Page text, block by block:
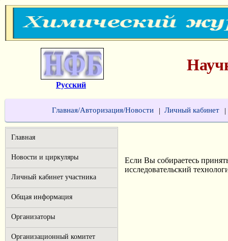
Русский
Главная/Авторизация/Новости | Личный кабинет |
Главная
Новости и циркуляры
Личный кабинет участника
Общая информация
Организаторы
Организационный комитет
Если Вы собираетесь
исследовательский